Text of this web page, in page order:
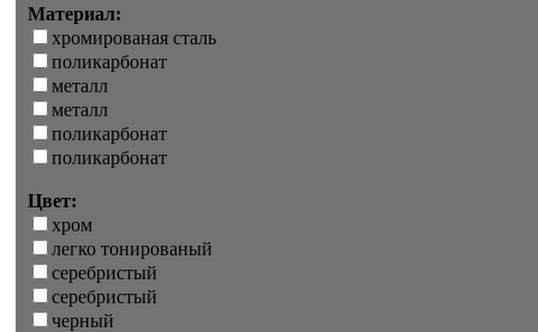
Материал:
хромированая сталь
поликарбонат
металл
металл
поликарбонат
поликарбонат
Цвет:
хром
легко тонированый
серебристый
серебристый
черный